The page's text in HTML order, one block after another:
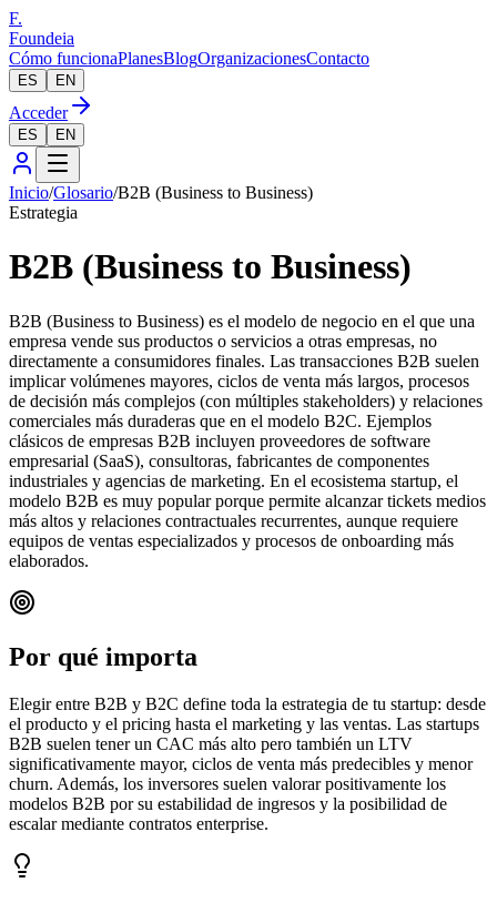
F.
Foundeia
Cómo funcionaPlanesBlogOrganizacionesContacto
ES EN
Acceder
ES EN
Inicio/Glosario/B2B (Business to Business)
Estrategia
B2B (Business to Business)
B2B (Business to Business) es el modelo de negocio en el que una
empresa vende sus productos o servicios a otras empresas, no
directamente a consumidores finales. Las transacciones B2B suelen
implicar volúmenes mayores, ciclos de venta más largos, procesos
de decisión más complejos (con múltiples stakeholders) y relaciones
comerciales más duraderas que en el modelo B2C. Ejemplos
clásicos de empresas B2B incluyen proveedores de software
empresarial (SaaS), consultoras, fabricantes de componentes
industriales y agencias de marketing. En el ecosistema startup, el
modelo B2B es muy popular porque permite alcanzar tickets medios
más altos y relaciones contractuales recurrentes, aunque requiere
equipos de ventas especializados y procesos de onboarding más
elaborados.
Por qué importa
Elegir entre B2B y B2C define toda la estrategia de tu startup: desde
el producto y el pricing hasta el marketing y las ventas. Las startups
B2B suelen tener un CAC más alto pero también un LTV
significativamente mayor, ciclos de venta más predecibles y menor
churn. Además, los inversores suelen valorar positivamente los
modelos B2B por su estabilidad de ingresos y la posibilidad de
escalar mediante contratos enterprise.